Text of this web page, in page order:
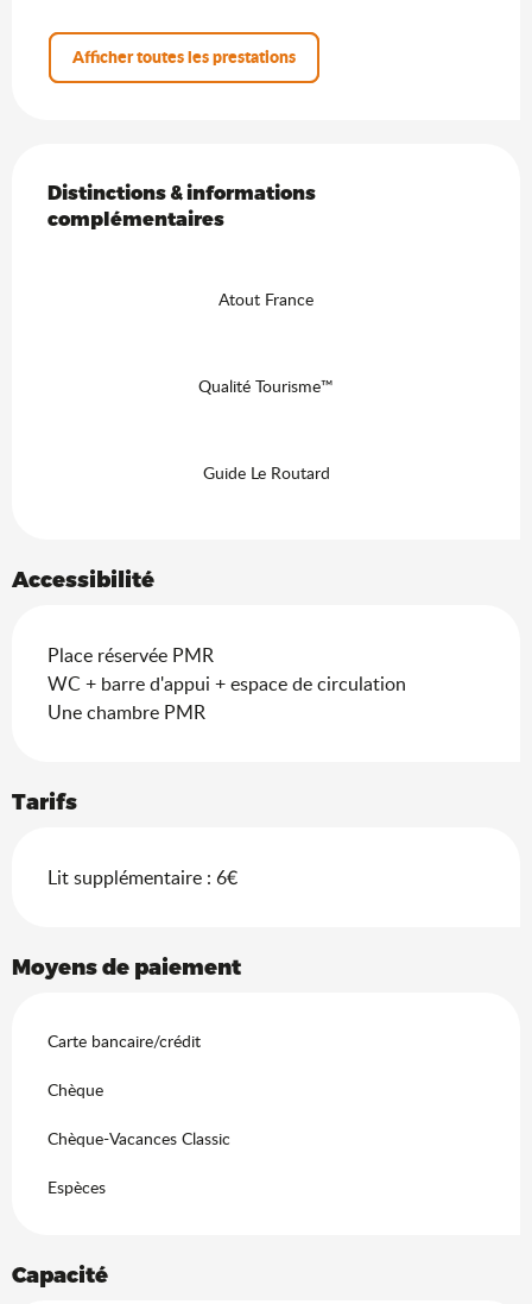
Afficher toutes les prestations
Distinctions & informations complémentaires
Distinctions & informations
complémentaires
Atout France
Qualité Tourisme™
Guide Le Routard
Accessibilité
Place réservée PMR
WC + barre d'appui + espace de circulation
Une chambre PMR
Tarifs
Lit supplémentaire : 6€
Moyens de paiement
Carte bancaire/crédit
Chèque
Chèque-Vacances Classic
Espèces
Capacité